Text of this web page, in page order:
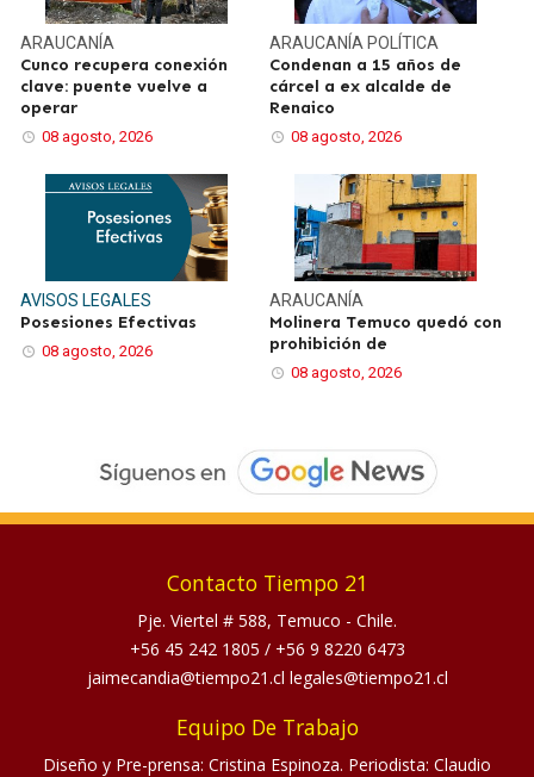
ARAUCANÍA
Cunco recupera conexión
clave: puente vuelve a
operar
08 agosto, 2026
ARAUCANÍA POLÍTICA
Condenan a 15 años de
cárcel a ex alcalde de
Renaico
08 agosto, 2026
AVISOS LEGALES
Posesiones Efectivas
08 agosto, 2026
ARAUCANÍA
Molinera Temuco quedó con
prohibición de
08 agosto, 2026
Contacto Tiempo 21
Pje. Viertel # 588, Temuco - Chile.
+56 45 242 1805 / +56 9 8220 6473
jaimecandia@tiempo21.cl legales@tiempo21.cl
Equipo De Trabajo
Diseño y Pre-prensa: Cristina Espinoza. Periodista: Claudio